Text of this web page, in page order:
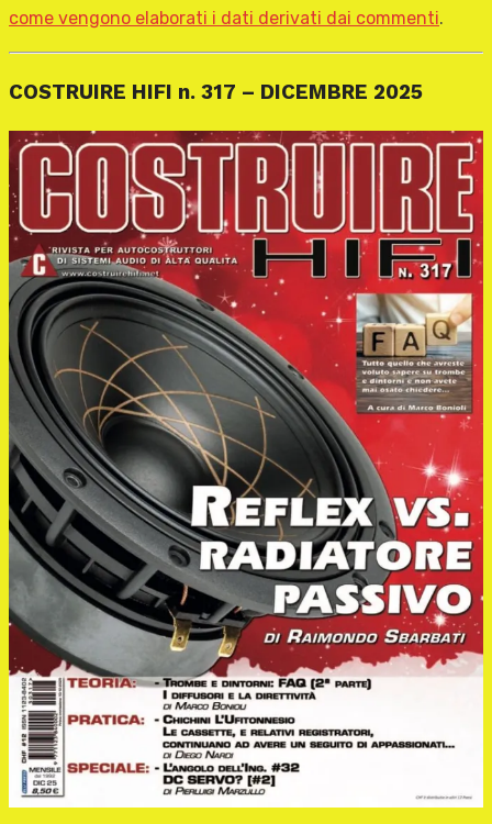
come vengono elaborati i dati derivati dai commenti.
COSTRUIRE HIFI n. 317 – DICEMBRE 2025